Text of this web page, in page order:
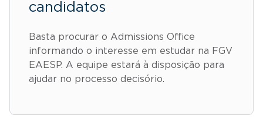
candidatos
Basta procurar o Admissions Office
informando o interesse em estudar na FGV
EAESP. A equipe estará à disposição para
ajudar no processo decisório.